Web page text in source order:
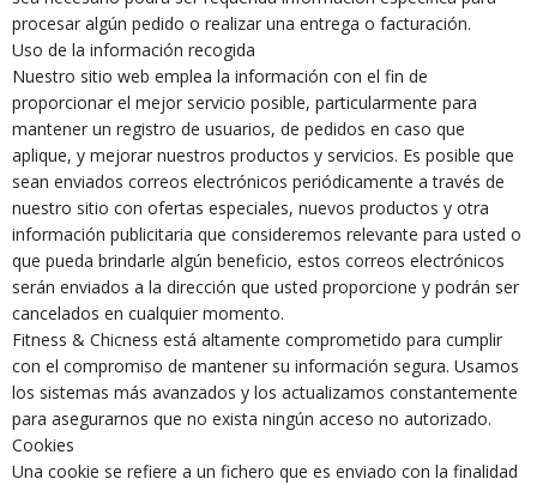
procesar algún pedido o realizar una entrega o facturación.
Uso de la información recogida
Nuestro sitio web emplea la información con el fin de
proporcionar el mejor servicio posible, particularmente para
mantener un registro de usuarios, de pedidos en caso que
aplique, y mejorar nuestros productos y servicios. Es posible que
sean enviados correos electrónicos periódicamente a través de
nuestro sitio con ofertas especiales, nuevos productos y otra
información publicitaria que consideremos relevante para usted o
que pueda brindarle algún beneficio, estos correos electrónicos
serán enviados a la dirección que usted proporcione y podrán ser
cancelados en cualquier momento.
Fitness & Chicness está altamente comprometido para cumplir
con el compromiso de mantener su información segura. Usamos
los sistemas más avanzados y los actualizamos constantemente
para asegurarnos que no exista ningún acceso no autorizado.
Cookies
Una cookie se refiere a un fichero que es enviado con la finalidad